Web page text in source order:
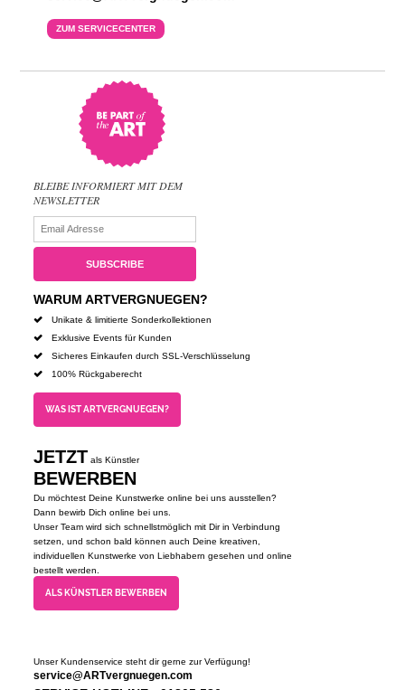
ZUM SERVICECENTER
BLEIBE INFORMIERT MIT DEM
NEWSLETTER
WARUM ARTVERGNUEGEN?
Unikate & limitierte Sonderkollektionen
Exklusive Events für Kunden
Sicheres Einkaufen durch SSL-Verschlüsselung
100% Rückgaberecht
WAS IST ARTVERGNUEGEN?
JETZT als Künstler
BEWERBEN
Du möchtest Deine Kunstwerke online bei uns ausstellen?
Dann bewirb Dich online bei uns.
Unser Team wird sich schnellstmöglich mit Dir in Verbindung
setzen, und schon bald können auch Deine kreativen,
individuellen Kunstwerke von Liebhabern gesehen und online
bestellt werden.
ALS KÜNSTLER BEWERBEN
Unser Kundenservice steht dir gerne zur Verfügung!
service@ARTvergnuegen.com